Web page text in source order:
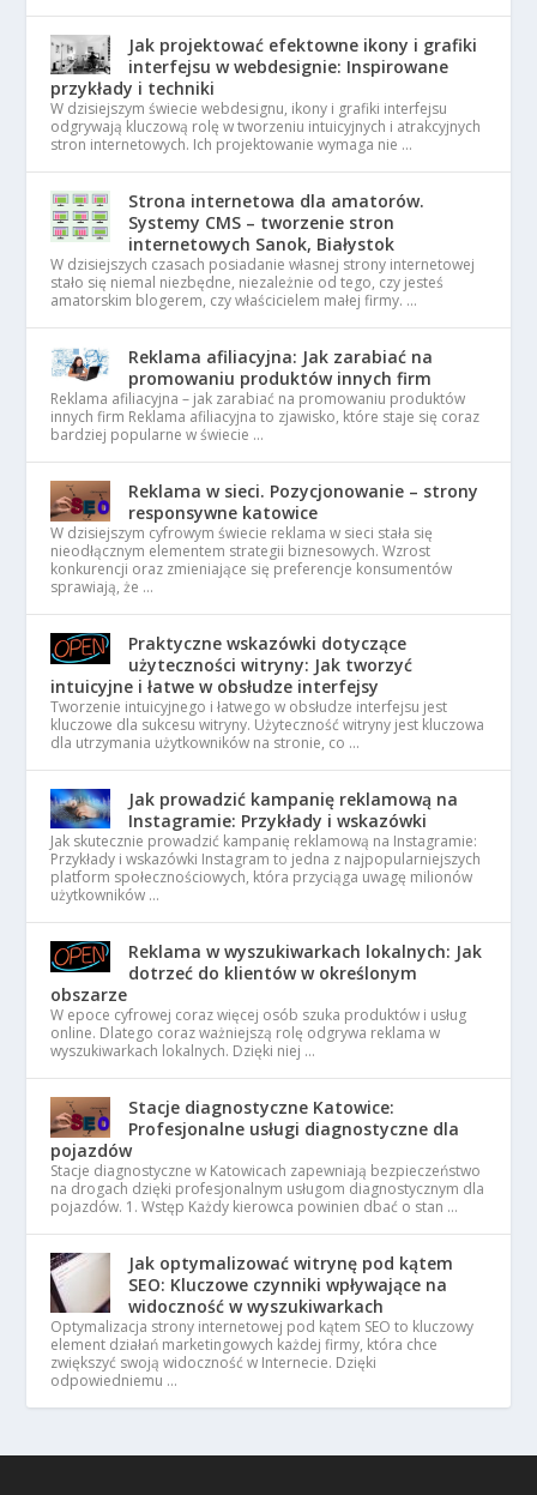
Jak projektować efektowne ikony i grafiki
interfejsu w webdesignie: Inspirowane
przykłady i techniki
W dzisiejszym świecie webdesignu, ikony i grafiki interfejsu
odgrywają kluczową rolę w tworzeniu intuicyjnych i atrakcyjnych
stron internetowych. Ich projektowanie wymaga nie …
Strona internetowa dla amatorów.
Systemy CMS – tworzenie stron
internetowych Sanok, Białystok
W dzisiejszych czasach posiadanie własnej strony internetowej
stało się niemal niezbędne, niezależnie od tego, czy jesteś
amatorskim blogerem, czy właścicielem małej firmy. …
Reklama afiliacyjna: Jak zarabiać na
promowaniu produktów innych firm
Reklama afiliacyjna – jak zarabiać na promowaniu produktów
innych firm Reklama afiliacyjna to zjawisko, które staje się coraz
bardziej popularne w świecie …
Reklama w sieci. Pozycjonowanie – strony
responsywne katowice
W dzisiejszym cyfrowym świecie reklama w sieci stała się
nieodłącznym elementem strategii biznesowych. Wzrost
konkurencji oraz zmieniające się preferencje konsumentów
sprawiają, że …
Praktyczne wskazówki dotyczące
użyteczności witryny: Jak tworzyć
intuicyjne i łatwe w obsłudze interfejsy
Tworzenie intuicyjnego i łatwego w obsłudze interfejsu jest
kluczowe dla sukcesu witryny. Użyteczność witryny jest kluczowa
dla utrzymania użytkowników na stronie, co …
Jak prowadzić kampanię reklamową na
Instagramie: Przykłady i wskazówki
Jak skutecznie prowadzić kampanię reklamową na Instagramie:
Przykłady i wskazówki Instagram to jedna z najpopularniejszych
platform społecznościowych, która przyciąga uwagę milionów
użytkowników …
Reklama w wyszukiwarkach lokalnych: Jak
dotrzeć do klientów w określonym
obszarze
W epoce cyfrowej coraz więcej osób szuka produktów i usług
online. Dlatego coraz ważniejszą rolę odgrywa reklama w
wyszukiwarkach lokalnych. Dzięki niej …
Stacje diagnostyczne Katowice:
Profesjonalne usługi diagnostyczne dla
pojazdów
Stacje diagnostyczne w Katowicach zapewniają bezpieczeństwo
na drogach dzięki profesjonalnym usługom diagnostycznym dla
pojazdów. 1. Wstęp Każdy kierowca powinien dbać o stan …
Jak optymalizować witrynę pod kątem
SEO: Kluczowe czynniki wpływające na
widoczność w wyszukiwarkach
Optymalizacja strony internetowej pod kątem SEO to kluczowy
element działań marketingowych każdej firmy, która chce
zwiększyć swoją widoczność w Internecie. Dzięki
odpowiedniemu …